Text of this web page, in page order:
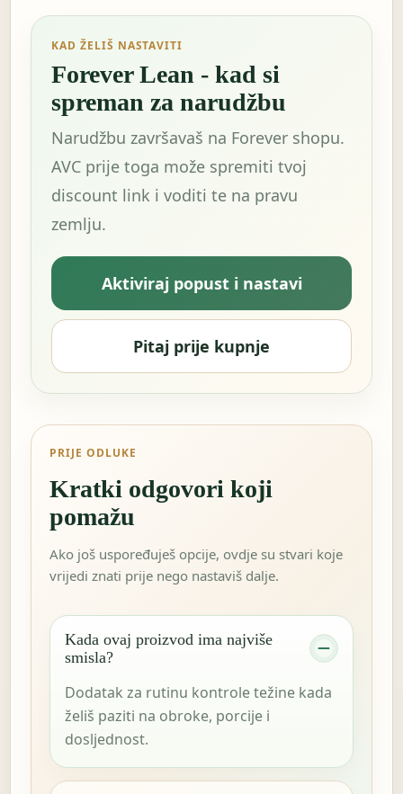
KAD ŽELIŠ NASTAVITI
Forever Lean - kad si
spreman za narudžbu
Narudžbu završavaš na Forever shopu.
AVC prije toga može spremiti tvoj
discount link i voditi te na pravu
zemlju.
Aktiviraj popust i nastavi
Pitaj prije kupnje
PRIJE ODLUKE
Kratki odgovori koji
pomažu
Ako još uspoređuješ opcije, ovdje su stvari koje
vrijedi znati prije nego nastaviš dalje.
Kada ovaj proizvod ima najviše
smisla?
Dodatak za rutinu kontrole težine kada
želiš paziti na obroke, porcije i
dosljednost.